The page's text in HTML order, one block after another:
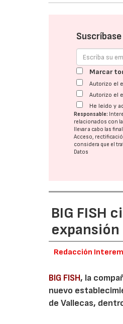
Marcar
Autorizo el
Autorizo el
He leído y
Responsable:
relacionados con
llevar a cabo las
Acceso,
considera que el
Datos
BIG FISH
Redacción
BIG FISH, la
nuevo
de Vallecas,